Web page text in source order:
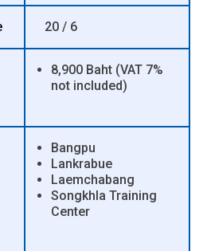
20 / 6
8,900 Baht (VAT 7%
not included)
Bangpu
Lankrabue
Laemchabang
Songkhla Training
Center